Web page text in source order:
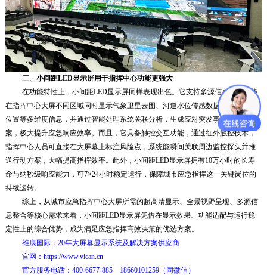
三、 小间距LED显示屏用于指挥中心功能更强大
在功能特性上，小间距LED显示屏同样表现出色。它支持多源信息融合，能
在指挥中心大屏不同区域同时显示气象卫星云图、河道水位传感数据、救援队伍
位置等多维度信息，并通过智能处理系统关联分析，生成应对突发事件的有效方
案，极大提升应急响应效率。而且，它具备触控交互功能，通过红外触控技术，
指挥中心人员可直接在大屏幕上标注风险点，系统能瞬间关联周边监控探头并推
送行动方案，大幅提高指挥效率。此外，小间距LED显示屏拥有10万小时的长寿
命与纳秒级响应能力，可7×24小时稳定运行，保障城市应急指挥这一关键岗位的
持续运转。
综上，从城市应急指挥中心大屏所需的超高清显示、全景视野呈现、多源信
息整合等核心需求来看，小间距LED显示屏凭借在显示效果、功能适配与运行稳
定性上的综合优势，成为满足应急指挥高效决策的优选方案。
维康国际：20年大屏幕显示系统及解决方案供应商
官网：https://www.vican.cn
官方服务电话：400-6677-885 18660101259（同微信）